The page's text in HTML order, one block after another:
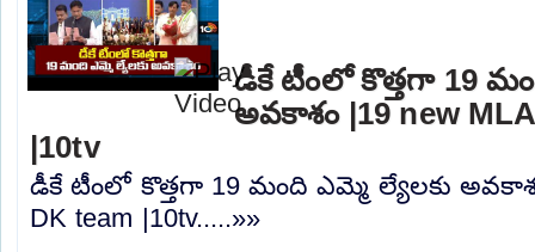
డీకే టీంలో కొత్తగా 19
అవకాశం |19 new
|10tv
డీకే టీంలో కొత్తగా 19 మంది ఎమ్మె ల్యేలకు
DK team |10tv.....»»